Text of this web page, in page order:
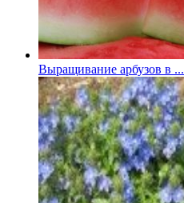
Выращивание арбузов в ...